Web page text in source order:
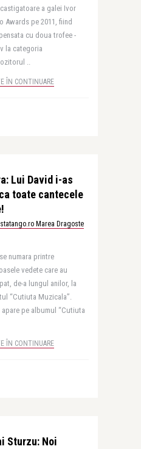
a galei Ivor
Awards pe 2011, fiind
cu doua trofee -
la categoria
..
ÎN CONTINUARE
Lui David i-as
toate cantecele
Marea Dragoste
numara printre
vedete care au
de-a lungul anilor, la
“Cutiuta Muzicala”.
apare pe albumul “Cutiuta
ÎN CONTINUARE
Sturzu: Noi